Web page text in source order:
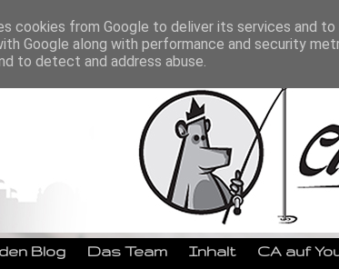
Blog Das Team Inhalt CA auf
cookies from Google to deliver its services and
Google along with performance and security
to detect and address abuse.